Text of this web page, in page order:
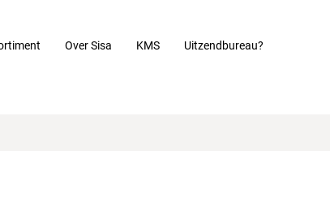
Over Sisa KMS Uitzendbureau?